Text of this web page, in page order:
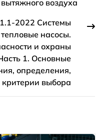
воздуха
2022 Системы
насосы.
и охраны
1. Основные
определения,
выбора